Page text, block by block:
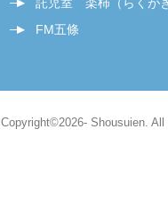
FM五條
Copyright©2026- Shousuien.